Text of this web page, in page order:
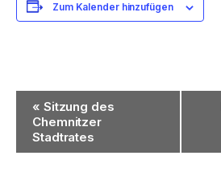
Zum Kalender hinzufügen
Veranstaltung-
Navigation
« Sitzung des
Chemnitzer
Stadtrates